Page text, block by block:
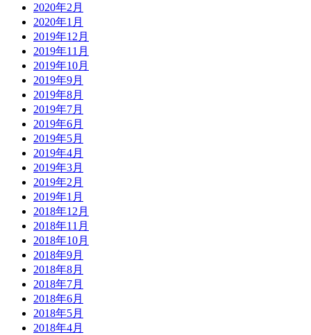
2020年2月
2020年1月
2019年12月
2019年11月
2019年10月
2019年9月
2019年8月
2019年7月
2019年6月
2019年5月
2019年4月
2019年3月
2019年2月
2019年1月
2018年12月
2018年11月
2018年10月
2018年9月
2018年8月
2018年7月
2018年6月
2018年5月
2018年4月